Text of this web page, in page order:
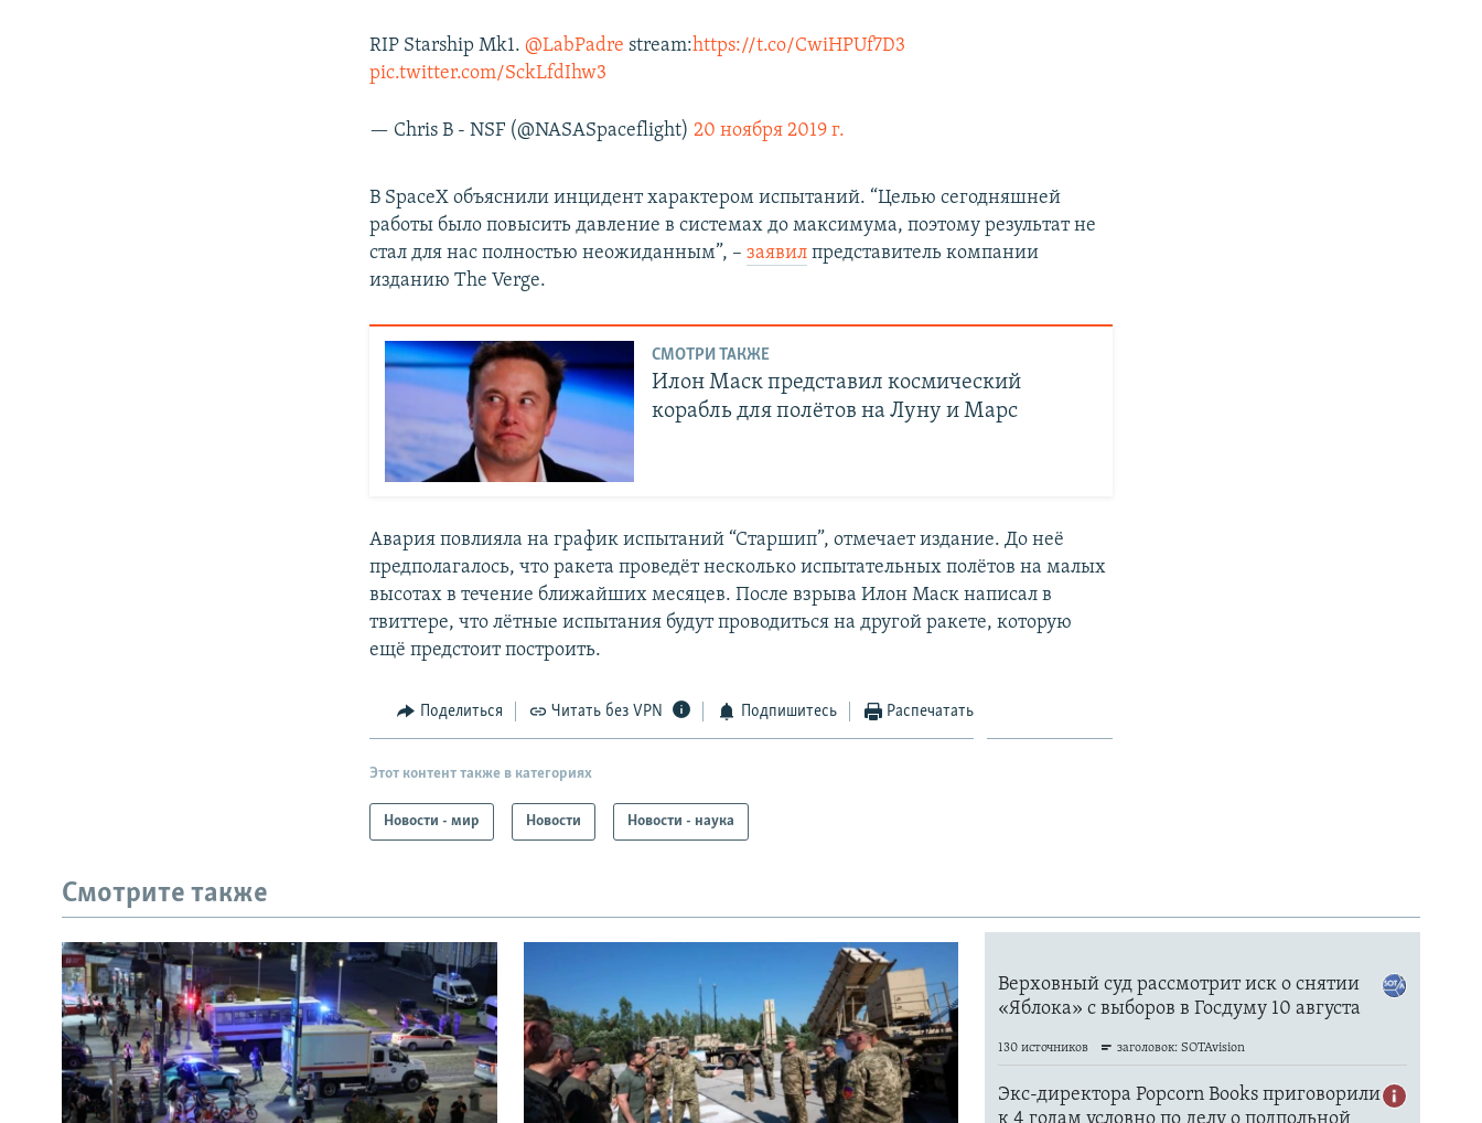
RIP Starship Mk1.@LabPadre stream:https://t.co/CwiHPUf7D3
pic.twitter.com/SckLfdIhw3
— Chris B - NSF (@NASASpaceflight)20 ноября 2019 г.
В SpaceX объяснили инцидент характером испытаний. “Целью сегодняшней
работы было повысить давление в системах до максимума, поэтому результат не
стал для нас полностью неожиданным”, –заявил представитель компании
изданию The Verge.
СМОТРИ ТАКЖЕ
Илон Маск представил космический
корабль для полётов на Луну и Марс
Авария повлияла на график испытаний “Старшип”, отмечает издание. До неё
предполагалось, что ракета проведёт несколько испытательных полётов на малых
высотах в течение ближайших месяцев. После взрыва Илон Маск написал в
твиттере, что лётные испытания будут проводиться на другой ракете, которую
ещё предстоит построить.
Поделиться Читать без VPN Подпишитесь Распечатать
Этот контент также в категориях
Новости - мир Новости Новости - наука
Смотрите также